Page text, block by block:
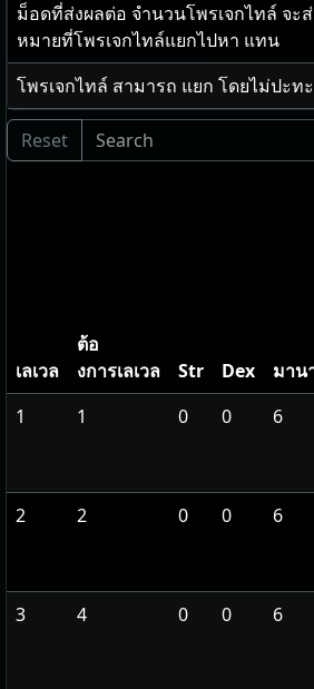
ม็อดที่ส่งผลต่อ จำนวนโพรเจกไทล์ จะ
หมายที่โพรเจกไทล์แยกไปหา แทน
โพรเจกไทล์ สามารถ แยก โดยไม่ปะท
เลเวล
ต้อ
งการเลเวล
Str Dex มาน
1 1 0 0 6
2 2 0 0 6
3 4 0 0 6